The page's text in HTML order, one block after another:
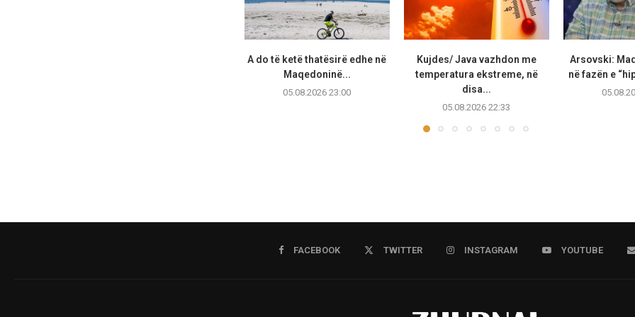
A do të ketë thatësirë edhe në
Maqedoninë...
05.08.2026 23:00
Kujdes/ Java vazhdon me
temperatura ekstreme, në
disa...
05.08.2026 22:33
Arsovski:
në fazën e
FACEBOOK TWITTER INSTAGRAM YOUTUBE